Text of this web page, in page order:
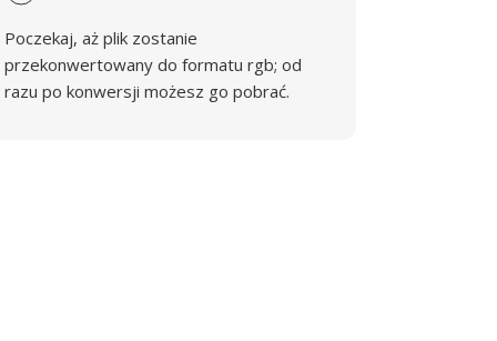
Poczekaj, aż plik zostanie
przekonwertowany do formatu rgb; od
razu po konwersji możesz go pobrać.